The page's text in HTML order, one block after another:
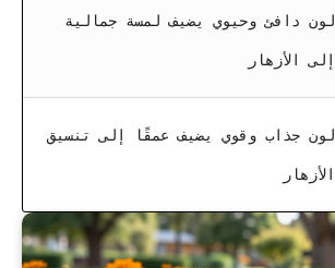
لون دافئ وحيوي يضيف لمسة جمالية
إلى الأزهار
لون جذاب وقوي يضيف عمقًا إلى تنسيق
الأزهار